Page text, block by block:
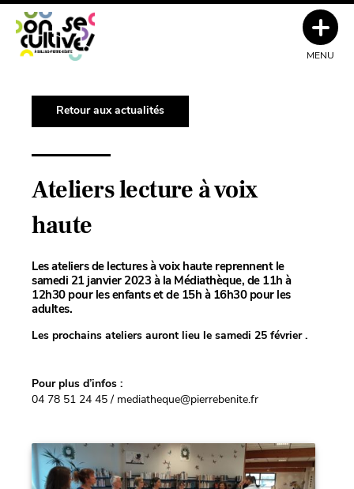
Retour aux actualités
Ateliers lecture à voix
haute
Les ateliers de lectures à voix haute reprennent le
samedi 21 janvier 2023 à la Médiathèque, de 11h à
12h30 pour les enfants et de 15h à 16h30 pour les
adultes.
Les prochains ateliers auront lieu le samedi 25 février .
Pour plus d’infos :
04 78 51 24 45 / mediatheque@pierrebenite.fr
MENU